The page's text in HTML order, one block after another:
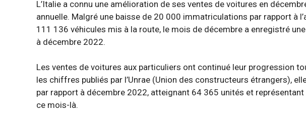
L’Italie a connu une amélioration de ses ventes de voitures en
annuelle. Malgré une baisse de 20 000 immatriculations par rapport à
111 136 véhicules mis à la route, le mois de décembre a enregistré
à décembre 2022.
Les ventes de voitures aux particuliers ont continué leur progression
les chiffres publiés par l’Unrae (Union des constructeurs étrangers),
par rapport à décembre 2022, atteignant 64 365 unités et
ce mois-là.